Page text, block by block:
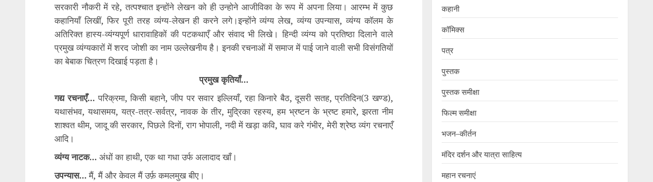
सरकारी नौकरी में रहे, तत्पश्चात इन्होंने लेखन को ही उन्होने आजीविका के रूप में अपना लिया। आरम्भ में कुछ
कहानियाँ लिखीं, फिर पूरी तरह व्यंग्य-लेखन ही करने लगे।इन्होंने व्यंग्य लेख, व्यंग्य उपन्यास, व्यंग्य कॉलम के
अतिरिक्त हास्य-व्यंग्यपूर्ण धारावाहिकों की पटकथाएँ और संवाद भी लिखे। हिन्दी व्यंग्य को प्रतिष्ठा दिलाने वाले
प्रमुख व्यंग्यकारों में शरद जोशी का नाम उल्लेखनीय है। इनकी रचनाओं में समाज में पाई जाने वाली सभी विसंगतियों
का बेबाक चित्रण दिखाई पड़ता है।
प्रमुख कृतियाँ…
गद्य रचनाएँ… परिक्रमा, किसी बहाने, जीप पर सवार इल्लियाँ, रहा किनारे बैठ, दूसरी सतह, प्रतिदिन(3 खण्ड),
यथासंभव, यथासमय, यत्र-तत्र-सर्वत्र, नावक के तीर, मुद्रिका रहस्य, हम भ्रष्टन के भ्रष्ट हमारे, झरता नीम
शाश्वत थीम, जादू की सरकार, पिछले दिनों, राग भोपाली, नदी में खड़ा कवि, घाव करे गंभीर, मेरी श्रेष्ठ व्यंग रचनाएँ
आदि।
व्यंग्य नाटक… अंधों का हाथी, एक था गधा उर्फ अलादाद खाँ।
उपन्यास…मैं, मैं और केवल मैं उर्फ़ कमलमुख बीए।
कहानी
कॉमिक्स
पत्र
पुस्तक
पुस्तक समीक्षा
फिल्म समीक्षा
भजन–कीर्तन
मंदिर दर्शन और यात्रा साहित्य
महान रचनाएं